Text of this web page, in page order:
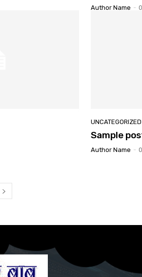
Author Name -
UNCATEGORIZED
Sample
Author Name -